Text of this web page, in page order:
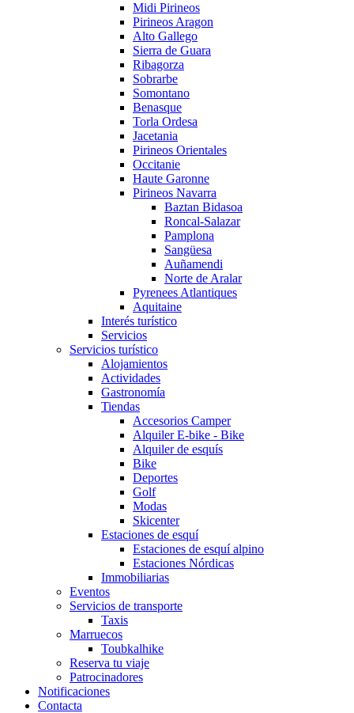
Midi Pirineos
Pirineos Aragon
Alto Gallego
Sierra de Guara
Ribagorza
Sobrarbe
Somontano
Benasque
Torla Ordesa
Jacetania
Pirineos Orientales
Occitanie
Haute Garonne
Pirineos Navarra
Baztan Bidasoa
Roncal-Salazar
Pamplona
Sangüesa
Auñamendi
Norte de Aralar
Pyrenees Atlantiques
Aquitaine
Interés turístico
Servicios
Servicios turístico
Alojamientos
Actividades
Gastronomía
Tiendas
Accesorios Camper
Alquiler E-bike - Bike
Alquiler de esquís
Bike
Deportes
Golf
Modas
Skicenter
Estaciones de esquí
Estaciones de esquí alpino
Estaciones Nórdicas
Immobiliarias
Eventos
Servicios de transporte
Taxis
Marruecos
Toubkalhike
Reserva tu viaje
Patrocinadores
Notificaciones
Contacta